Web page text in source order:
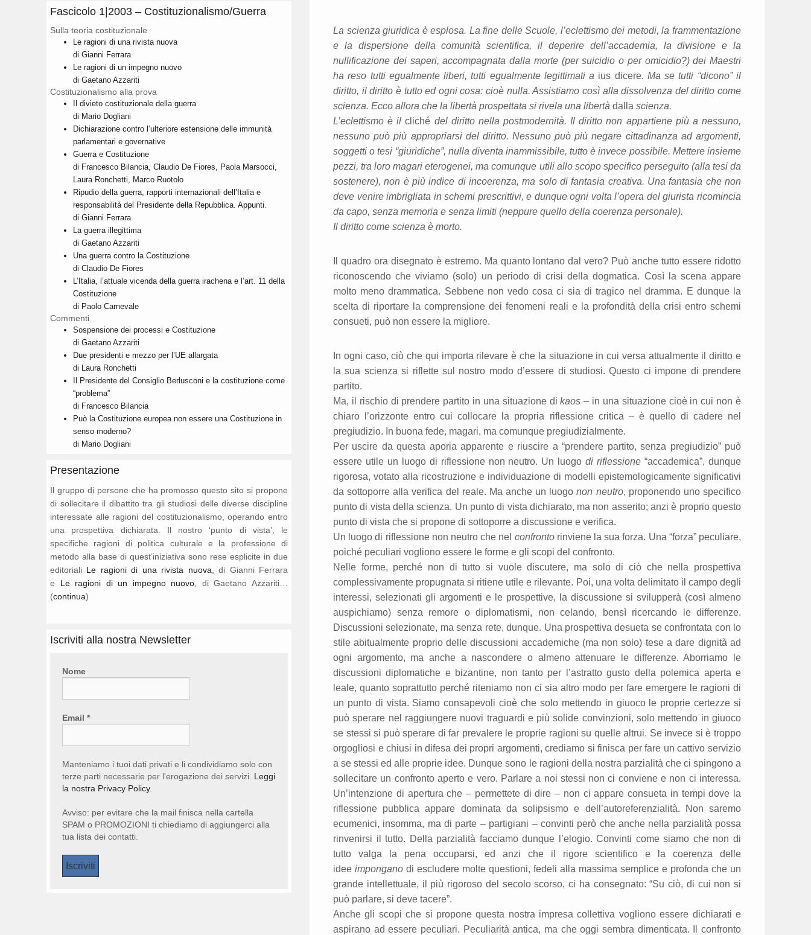
La scienza giuridica è esplosa. La fine delle Scuole, l’eclettismo dei metodi, la frammentazione
e la dispersione della comunità scientifica, il deperire dell’accademia, la divisione e la
nullificazione dei saperi, accompagnata dalla morte (per suicidio o per omicidio?) dei Maestri
ha reso tutti egualmente liberi, tutti egualmente legittimati a ius dicere. Ma se tutti “dicono” il
diritto, il diritto è tutto ed ogni cosa: cioè nulla. Assistiamo così alla dissolvenza del diritto come
scienza. Ecco allora che la libertà prospettata si rivela una libertà dalla scienza.
L’eclettismo è ilcliché del diritto nella postmodernità. Il diritto non appartiene più a nessuno,
nessuno può più appropriarsi del diritto. Nessuno può più negare cittadinanza ad argomenti,
soggetti o tesi “giuridiche”, nulla diventa inammissibile, tutto è invece possibile. Mettere insieme
pezzi, tra loro magari eterogenei, ma comunque utili allo scopo specifico perseguito (alla tesi da
sostenere), non è più indice di incoerenza, ma solo di fantasia creativa. Una fantasia che non
deve venire imbrigliata in schemi prescrittivi, e dunque ogni volta l’opera del giurista ricomincia
da capo, senza memoria e senza limiti (neppure quello della coerenza personale).
Il diritto come scienza è morto.
Il quadro ora disegnato è estremo. Ma quanto lontano dal vero? Può anche tutto essere ridotto
riconoscendo che viviamo (solo) un periodo di crisi della dogmatica. Così la scena appare
molto meno drammatica. Sebbene non vedo cosa ci sia di tragico nel dramma. E dunque la
scelta di riportare la comprensione dei fenomeni reali e la profondità della crisi entro schemi
consueti, può non essere la migliore.
In ogni caso, ciò che qui importa rilevare è che la situazione in cui versa attualmente il diritto e
la sua scienza si riflette sul nostro modo d’essere di studiosi. Questo ci impone di prendere
partito.
Ma, il rischio di prendere partito in una situazione dikaos – in una situazione cioè in cui non è
chiaro l’orizzonte entro cui collocare la propria riflessione critica – è quello di cadere nel
pregiudizio. In buona fede, magari, ma comunque pregiudizialmente.
Per uscire da questa aporia apparente e riuscire a “prendere partito, senza pregiudizio” può
essere utile un luogo di riflessione non neutro. Un luogodi riflessione “accademica”, dunque
rigorosa, votato alla ricostruzione e individuazione di modelli epistemologicamente significativi
da sottoporre alla verifica del reale. Ma anche un luogonon neutro, proponendo uno specifico
punto di vista della scienza. Un punto di vista dichiarato, ma non asserito; anzi è proprio questo
punto di vista che si propone di sottoporre a discussione e verifica.
Un luogo di riflessione non neutro che nel confrontorinviene la sua forza. Una “forza” peculiare,
poiché peculiari vogliono essere le forme e gli scopi del confronto.
Nelle forme, perché non di tutto si vuole discutere, ma solo di ciò che nella prospettiva
complessivamente propugnata si ritiene utile e rilevante. Poi, una volta delimitato il campo degli
interessi, selezionati gli argomenti e le prospettive, la discussione si svilupperà (così almeno
auspichiamo) senza remore o diplomatismi, non celando, bensì ricercando le differenze.
Discussioni selezionate, ma senza rete, dunque. Una prospettiva desueta se confrontata con lo
stile abitualmente proprio delle discussioni accademiche (ma non solo) tese a dare dignità ad
ogni argomento, ma anche a nascondere o almeno attenuare le differenze. Aborriamo le
discussioni diplomatiche e bizantine, non tanto per l’astratto gusto della polemica aperta e
leale, quanto soprattutto perché riteniamo non ci sia altro modo per fare emergere le ragioni di
un punto di vista. Siamo consapevoli cioè che solo mettendo in giuoco le proprie certezze si
può sperare nel raggiungere nuovi traguardi e più solide convinzioni, solo mettendo in giuoco
se stessi si può sperare di far prevalere le proprie ragioni su quelle altrui. Se invece si è troppo
orgogliosi e chiusi in difesa dei propri argomenti, crediamo si finisca per fare un cattivo servizio
a se stessi ed alle proprie idee. Dunque sono le ragioni della nostra parzialità che ci spingono a
sollecitare un confronto aperto e vero. Parlare a noi stessi non ci conviene e non ci interessa.
Un’intenzione di apertura che – permettete di dire – non ci appare consueta in tempi dove la
riflessione pubblica appare dominata da solipsismo e dell’autoreferenzialità. Non saremo
ecumenici, insomma, ma di parte – partigiani – convinti però che anche nella parzialità possa
rinvenirsi il tutto. Della parzialità facciamo dunque l’elogio. Convinti come siamo che non di
tutto valga la pena occuparsi, ed anzi che il rigore scientifico e la coerenza delle
idee impongano di escludere molte questioni, fedeli alla massima semplice e profonda che un
grande intellettuale, il più rigoroso del secolo scorso, ci ha consegnato: “Su ciò, di cui non si
può parlare, si deve tacere”.
Anche gli scopi che si propone questa nostra impresa collettiva vogliono essere dichiarati e
aspirano ad essere peculiari. Peculiarità antica, ma che oggi sembra dimenticata. Il confronto
Fascicolo 1|2003 – Costituzionalismo/Guerra
Sulla teoria costituzionale
Le ragioni di una rivista nuova
di Gianni Ferrara
Le ragioni di un impegno nuovo
di Gaetano Azzariti
Costituzionalismo alla prova
Il divieto costituzionale della guerra
di Mario Dogliani
Dichiarazione contro l’ulteriore estensione delle immunità
parlamentari e governative
Guerra e Costituzione
di Francesco Bilancia, Claudio De Fiores, Paola Marsocci,
Laura Ronchetti, Marco Ruotolo
Ripudio della guerra, rapporti internazionali dell’Italia e
responsabilità del Presidente della Repubblica. Appunti.
di Gianni Ferrara
La guerra illegittima
di Gaetano Azzariti
Una guerra contro la Costituzione
di Claudio De Fiores
L’Italia, l’attuale vicenda della guerra irachena e l’art. 11 della
Costituzione
di Paolo Carnevale
Commenti
Sospensione dei processi e Costituzione
di Gaetano Azzariti
Due presidenti e mezzo per l’UE allargata
di Laura Ronchetti
Il Presidente del Consiglio Berlusconi e la costituzione come
“problema”
di Francesco Bilancia
Può la Costituzione europea non essere una Costituzione in
senso moderno?
di Mario Dogliani
Presentazione
Il gruppo di persone che ha promosso questo sito si propone
di sollecitare il dibattito tra gli studiosi delle diverse discipline
interessate alle ragioni del costituzionalismo, operando entro
una prospettiva dichiarata. Il nostro ‘punto di vista’, le
specifiche ragioni di politica culturale e la professione di
metodo alla base di quest’iniziativa sono rese esplicite in due
editoriali Le ragioni di una rivista nuova , di Gianni Ferrara
e Le ragioni di un impegno nuovo , di Gaetano Azzariti…
(continua)
Iscriviti alla nostra Newsletter
Nome
Email *
Manteniamo i tuoi dati privati e li condividiamo solo con
terze parti necessarie per l'erogazione dei servizi. Leggi
la nostra Privacy Policy.
Avviso: per evitare che la mail finisca nella cartella
SPAM o PROMOZIONI ti chiediamo di aggiungerci alla
tua lista dei contatti.